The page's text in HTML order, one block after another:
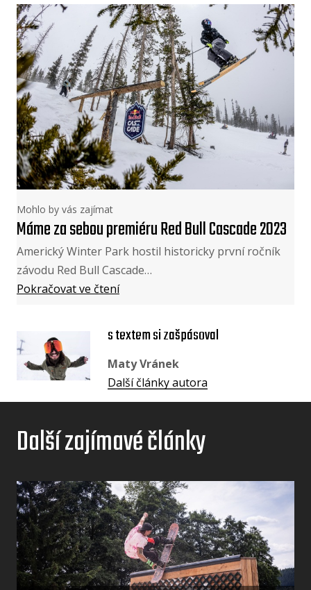
Mohlo by vás zajímat
Máme za sebou premiéru Red Bull Cascade 2023
Americký Winter Park hostil historicky první ročník
závodu Red Bull Cascade…
Pokračovat ve čtení
s textem si zašpásoval
Maty Vránek
Další články autora
Další zajímavé články